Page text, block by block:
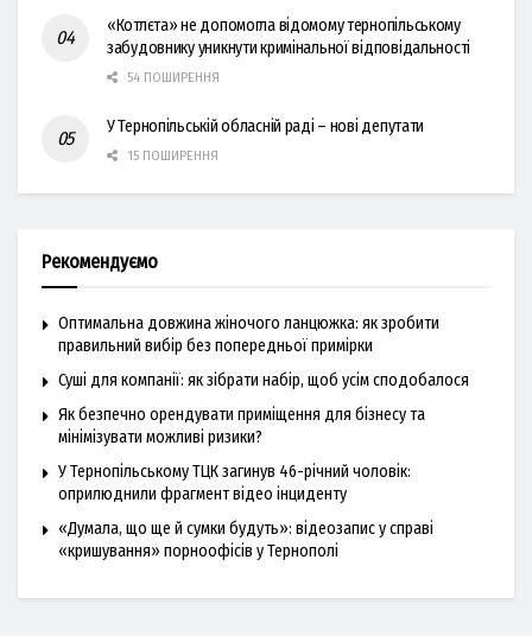
«Котлєта» не допомогла відомому тернопільському
забудовнику уникнути кримінальної відповідальності
54 ПОШИРЕННЯ
У Тернопільській обласній раді – нові депутати
15 ПОШИРЕННЯ
Рекомендуємо
Оптимальна довжина жіночого ланцюжка: як зробити
правильний вибір без попередньої примірки
Суші для компанії: як зібрати набір, щоб усім сподобалося
Як безпечно орендувати приміщення для бізнесу та
мінімізувати можливі ризики?
У Тернопільському ТЦК загинув 46-річний чоловік:
оприлюднили фрагмент відео інциденту
«Думала, що ще й сумки будуть»: відеозапис у справі
«кришування» порноофісів у Тернополі